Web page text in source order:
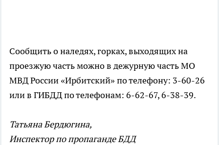
Сообщить о наледях, горках, выходящих на
проезжую часть можно в дежурную часть МО
МВД России «Ирбитский» по телефону: 3-60-26
или в ГИБДД по телефонам: 6-62-67, 6-38-39.
Татьяна Бердюгина,
Инспектор по пропаганде БДД